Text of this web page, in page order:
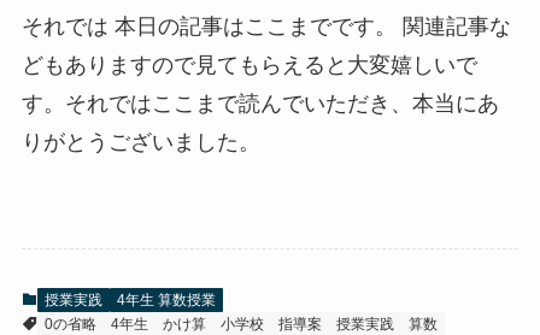
それでは 本日の記事はここまでです。 関連記事な
どもありますので見てもらえると大変嬉しいで
す。それではここまで読んでいただき、本当にあ
りがとうございました。
授業実践
4年生 算数授業
0の省略
4年生 かけ算 小学校 指導案 授業実践 算数